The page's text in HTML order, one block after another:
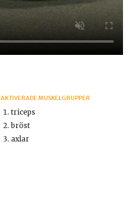
AKTIVERADE MUSKELGRUPPER
triceps
bröst
axlar